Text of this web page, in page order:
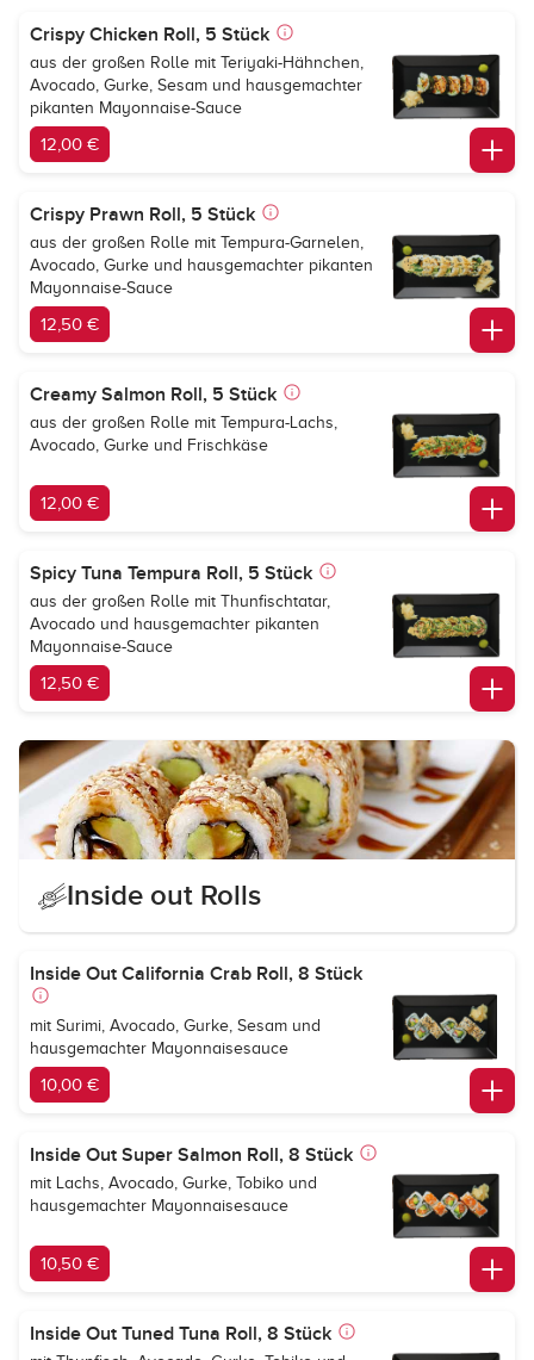
Crispy Chicken Roll, 5 Stück
aus der großen Rolle mit Teriyaki-Hähnchen,
Avocado, Gurke, Sesam und hausgemachter
pikanten Mayonnaise-Sauce
12,00 €
Crispy Prawn Roll, 5 Stück
aus der großen Rolle mit Tempura-Garnelen,
Avocado, Gurke und hausgemachter pikanten
Mayonnaise-Sauce
12,50 €
Creamy Salmon Roll, 5 Stück
aus der großen Rolle mit Tempura-Lachs,
Avocado, Gurke und Frischkäse
12,00 €
Spicy Tuna Tempura Roll, 5 Stück
aus der großen Rolle mit Thunfischtatar,
Avocado und hausgemachter pikanten
Mayonnaise-Sauce
12,50 €
Inside out Rolls
Inside Out California Crab Roll, 8 Stück
mit Surimi, Avocado, Gurke, Sesam und
hausgemachter Mayonnaisesauce
10,00 €
Inside Out Super Salmon Roll, 8 Stück
mit Lachs, Avocado, Gurke, Tobiko und
hausgemachter Mayonnaisesauce
10,50 €
Inside Out Tuned Tuna Roll, 8 Stück